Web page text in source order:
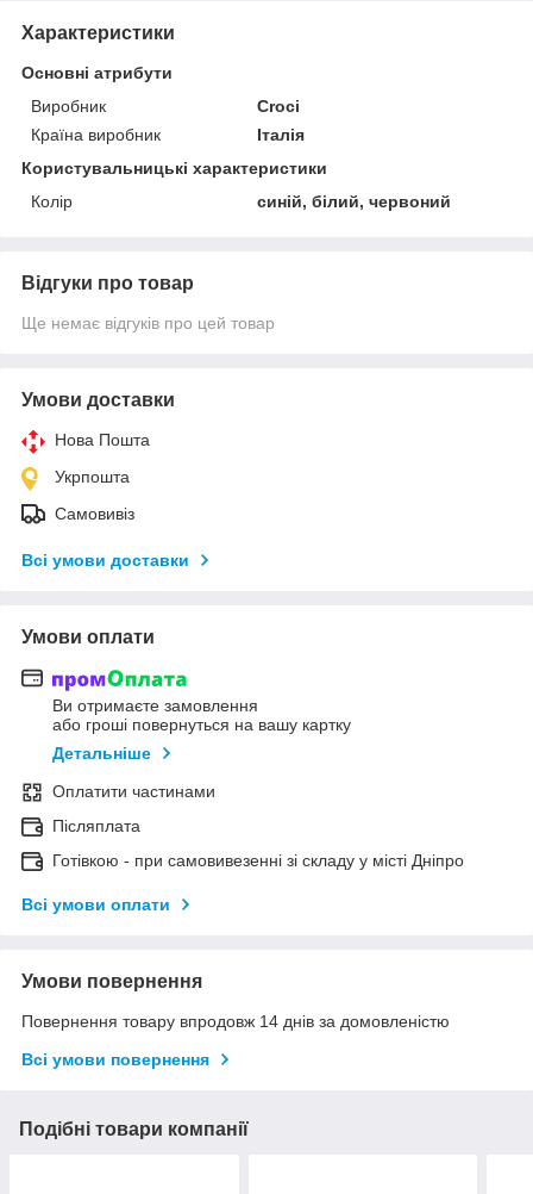
Характеристики
Основні атрибути
Виробник
Croci
Країна виробник
Італія
Користувальницькі характеристики
Колір
синій, білий, червоний
Відгуки про товар
Ще немає відгуків про цей товар
Умови доставки
Нова Пошта
Укрпошта
Самовивіз
Всі умови доставки
Умови оплати
Ви отримаєте замовлення
або гроші повернуться на вашу картку
Детальніше
Оплатити частинами
Післяплата
Готівкою - при самовивезенні зі складу у місті Дніпро
Всі умови оплати
Умови повернення
Повернення товару впродовж 14 днів за домовленістю
Всі умови повернення
Подібні товари компанії